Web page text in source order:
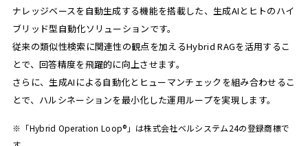
ナレッジベースを自動生成する機能を搭載した、生成AIとヒトのハイ
ブリッド型自動化ソリューションです。
従来の類似性検索に関連性の観点を加えるHybrid RAGを活用するこ
とで、回答精度を飛躍的に向上させます。
さらに、生成AIによる自動化とヒューマンチェックを組み合わせるこ
とで、ハルシネーションを最小化した運用ループを実現します。
※「Hybrid Operation Loop®」は株式会社ベルシステム24の登録商標で